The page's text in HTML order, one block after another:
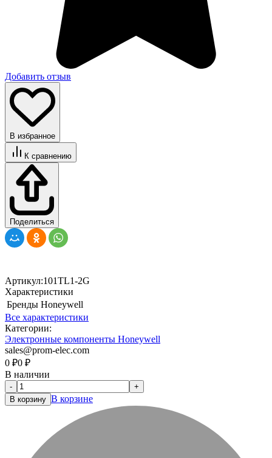
Добавить отзыв
В избранное
К сравнению
Поделиться
Артикул:101TL1-2G
Характеристики
Бренды Honeywell
Все характеристики
Категории:
Электронные компоненты Honeywell
sales@prom-elec.com
0 ₽0 ₽
В наличии
-
+
В корзину В корзине